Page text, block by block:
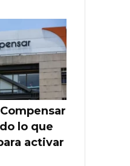
lo que
activar